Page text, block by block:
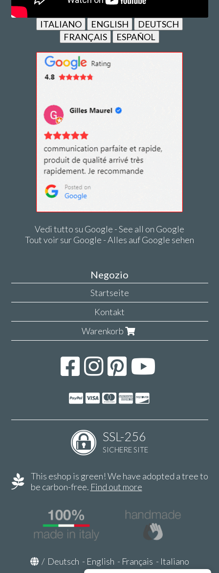
ITALIANO ENGLISH
DEUTSCH
FRANÇAIS
ESPAÑOL
Vedi tutto su Google - See all on Google
Tout voir sur Google - Alles auf Google sehen
Negozio
Startseite
Kontakt
Warenkorb
SSL-256
SICHERE SITE
This eshop is green! We have adopted a tree to
be carbon-free. Find out more
/ Deutsch - English - Français - Italiano